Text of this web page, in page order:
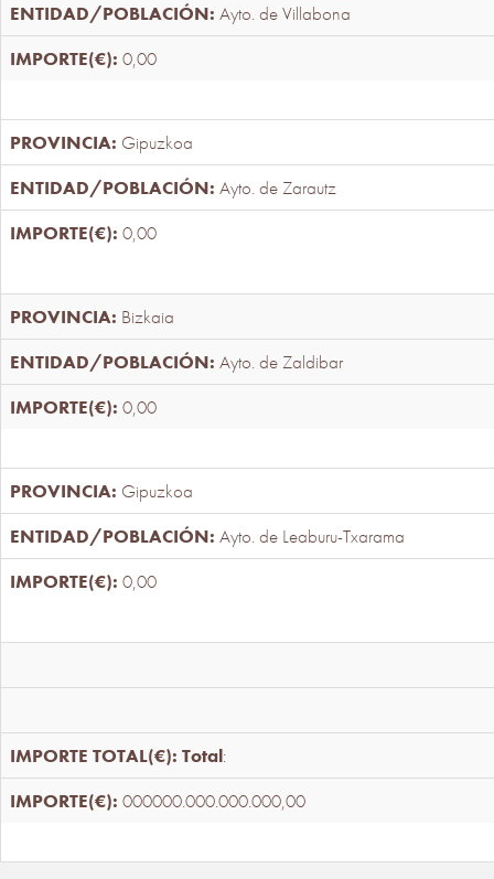
Ayto. de Villabona
0,00
Gipuzkoa
Ayto. de Zarautz
0,00
Bizkaia
Ayto. de Zaldibar
0,00
Gipuzkoa
Ayto. de Leaburu-Txarama
0,00
Total:
000000.000.000.000,00